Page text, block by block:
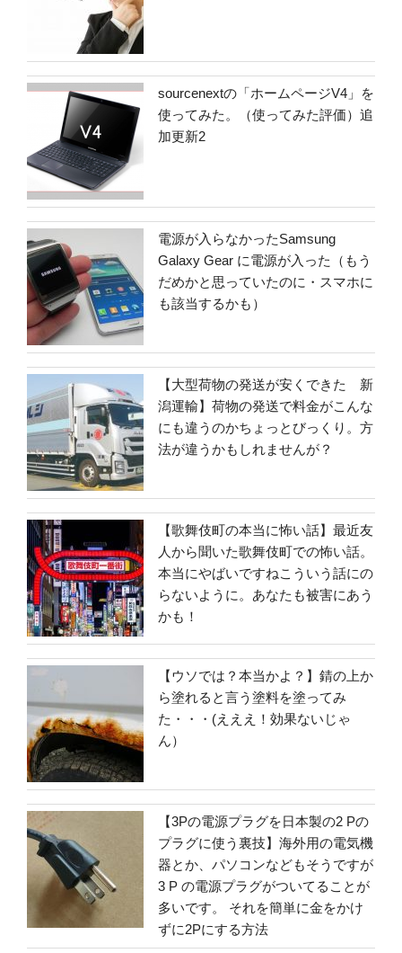
sourcenextの「ホームページV4」を
使ってみた。（使ってみた評価）追
加更新2
電源が入らなかったSamsung
Galaxy Gear に電源が入った（もう
だめかと思っていたのに・スマホに
も該当するかも）
【大型荷物の発送が安くできた 新
潟運輸】荷物の発送で料金がこんな
にも違うのかちょっとびっくり。方
法が違うかもしれませんが？
【歌舞伎町の本当に怖い話】最近友
人から聞いた歌舞伎町での怖い話。
本当にやばいですねこういう話にの
らないように。あなたも被害にあう
かも！
【ウソでは？本当かよ？】錆の上か
ら塗れると言う塗料を塗ってみ
た・・・(えええ！効果ないじゃ
ん）
【3Pの電源プラグを日本製の2 Pの
プラグに使う裏技】海外用の電気機
器とか、パソコンなどもそうですが
3 P の電源プラグがついてることが
多いです。 それを簡単に金をかけ
ずに2Pにする方法